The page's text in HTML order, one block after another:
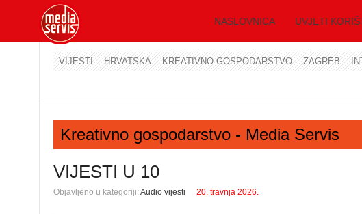
NASLOVNICA UVJETI
VIJESTI HRVATSKA KREATIVNO GOSPODARSTVO ZAGREB
Kreativno gospodarstvo - Media Servis
VIJESTI U 10
Objavljeno u kategoriji:Audio vijesti 20. travnja 2026.